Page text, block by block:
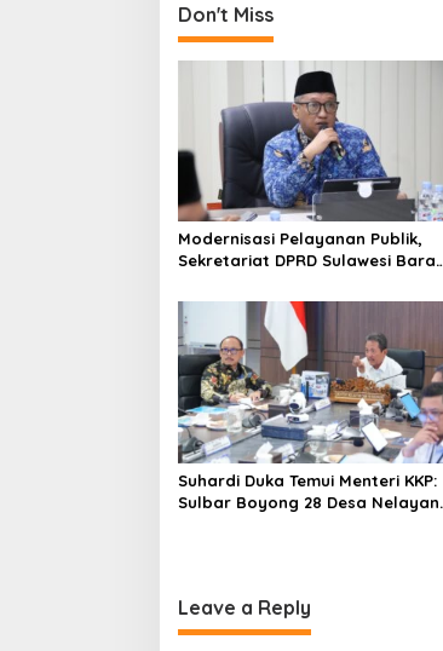
n
a
v
i
g
a
t
i
o
n
Don't Miss
Modernisasi Pelayanan Publik,
Sekretariat DPRD Sulawesi Barat
Suhardi Duka Temui Menteri KKP:
Sulbar Boyong 28 Desa Nelayan
Leave a Reply